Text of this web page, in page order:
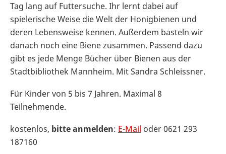
Tag lang auf Futtersuche. Ihr lernt dabei auf
spielerische Weise die Welt der Honigbienen und
deren Lebensweise kennen. Außerdem basteln wir
danach noch eine Biene zusammen. Passend dazu
gibt es jede Menge Bücher über Bienen aus der
Stadtbibliothek Mannheim. Mit Sandra Schleissner.
Für Kinder von 5 bis 7 Jahren. Maximal 8
Teilnehmende.
kostenlos, bitte anmelden: E-Mail oder 0621 293
187160